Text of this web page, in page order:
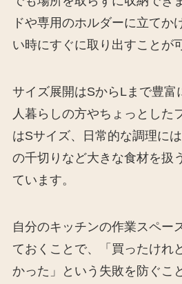
ドや専用のホルダーに立てか
い時にすぐに取り出すことが
サイズ展開はSからLまで豊富
人暮らしの方やちょっとした
はSサイズ、日常的な調理に
の千切りなど大きな食材を扱
ています。
自分のキッチンの作業スペー
ておくことで、「買ったけれ
かった」という失敗を防ぐこ